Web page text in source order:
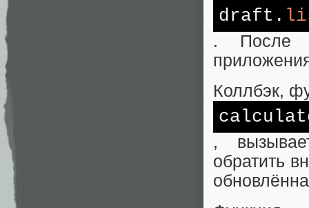
draft.
. После
Коллбэк,
,
обратить